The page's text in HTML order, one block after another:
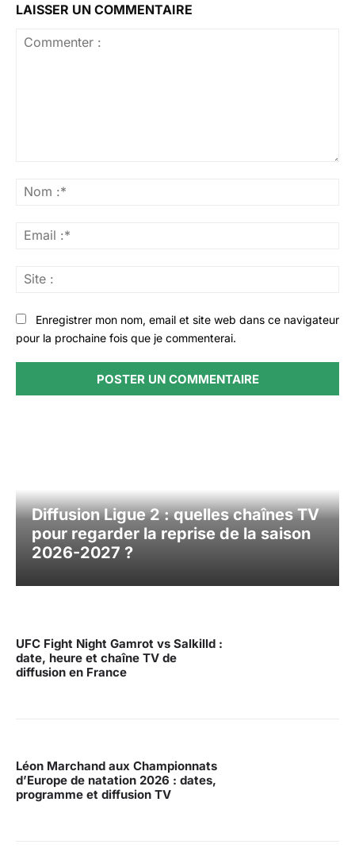
LAISSER UN COMMENTAIRE
Enregistrer mon nom, email et site web dans ce navigateur
pour la prochaine fois que je commenterai.
Diffusion Ligue 2 : quelles chaînes TV
pour regarder la reprise de la saison
2026-2027 ?
UFC Fight Night Gamrot vs Salkilld :
date, heure et chaîne TV de
diffusion en France
Léon Marchand aux Championnats
d’Europe de natation 2026 : dates,
programme et diffusion TV